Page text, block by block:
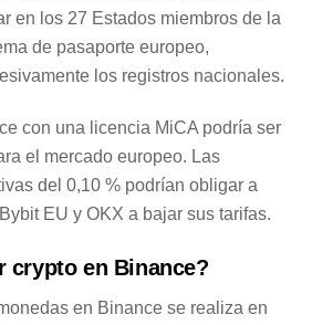
en los 27 Estados miembros de la
de pasaporte europeo,
los registros nacionales.
con una licencia MiCA podría ser
el mercado europeo. Las
del 0,10 % podrían obligar a
EU y OKX a bajar sus tarifas.
crypto en Binance?
en Binance se realiza en